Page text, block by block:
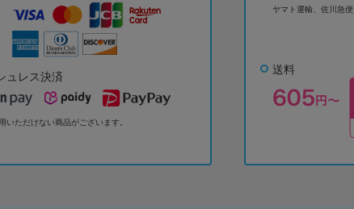
ュレス決済
いただけない商品がございます。
ヤマト運輸、佐川急便
送料